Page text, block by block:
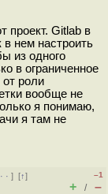
проект. Gitlab в
нем настроить
из одного
в ограниченное
от роли
вообще не
я понимаю,
я там не
·][↑]
–1
+ / –